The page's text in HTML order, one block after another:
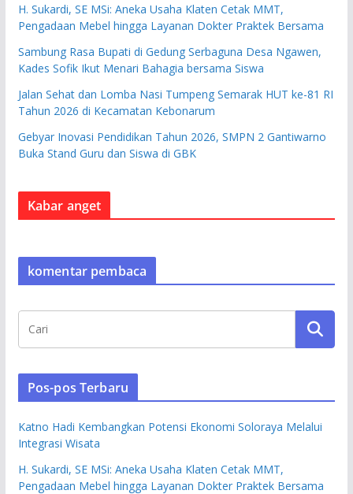
H. Sukardi, SE MSi: Aneka Usaha Klaten Cetak MMT,
Pengadaan Mebel hingga Layanan Dokter Praktek Bersama
Sambung Rasa Bupati di Gedung Serbaguna Desa Ngawen,
Kades Sofik Ikut Menari Bahagia bersama Siswa
Jalan Sehat dan Lomba Nasi Tumpeng Semarak HUT ke-81 RI
Tahun 2026 di Kecamatan Kebonarum
Gebyar Inovasi Pendidikan Tahun 2026, SMPN 2 Gantiwarno
Buka Stand Guru dan Siswa di GBK
Kabar anget
komentar pembaca
Pos-pos Terbaru
Katno Hadi Kembangkan Potensi Ekonomi Soloraya Melalui
Integrasi Wisata
H. Sukardi, SE MSi: Aneka Usaha Klaten Cetak MMT,
Pengadaan Mebel hingga Layanan Dokter Praktek Bersama